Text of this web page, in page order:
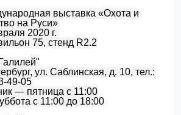
выставка «Охота и
на Руси»
2020 г.
75, стенд R2.2
ул. Саблинская, д. 10, тел.:
49-05
— пятница с 11:00
с 11:00 до 18:00